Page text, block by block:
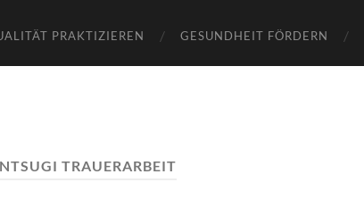
PRAKTIZIEREN GESUNDHEIT FÖRDERN
TRAUERARBEIT